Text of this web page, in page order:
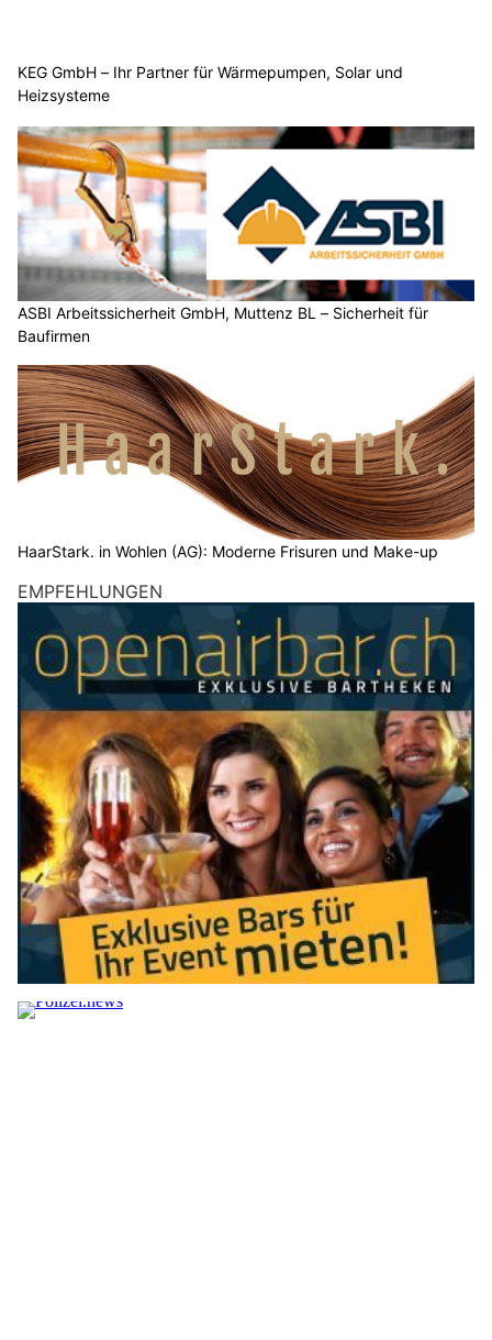
KEG GmbH – Ihr Partner für Wärmepumpen, Solar und
Heizsysteme
ASBI Arbeitssicherheit GmbH, Muttenz BL – Sicherheit für
Baufirmen
HaarStark. in Wohlen (AG): Moderne Frisuren und Make-up
EMPFEHLUNGEN